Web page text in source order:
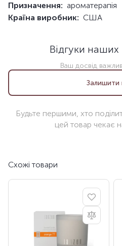
Призначення: ароматерапія
Країна виробник: США
Відгуки наших
Ваш досвід
Залишити
Будьте першими, хто
цей товар чекає
Схожі товари